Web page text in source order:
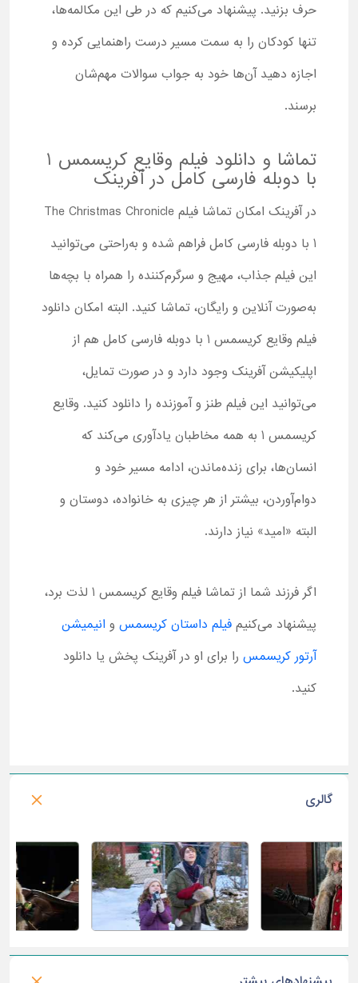
حرف بزنید. پیشنهاد می‌کنیم که در طی این مکالمه‌ها،
تنها کودکان را به سمت مسیر درست راهنمایی کرده و
اجازه دهید آن‌ها خود به جواب سوالات مهم‌شان
برسند.
تماشا و دانلود فیلم وقایع کریسمس 1
با دوبله فارسی کامل در آفرینک
در آفرینک امکان تماشا فیلم The Christmas Chronicle
1 با دوبله فارسی کامل فراهم شده و به‌راحتی می‌توانید
این فیلم جذاب، مهیج و سرگرم‌کننده را همراه با بچه‌ها
به‌صورت آنلاین و رایگان، تماشا کنید. البته امکان دانلود
فیلم وقایع کریسمس 1 با دوبله فارسی کامل هم از
اپلیکیشن آفرینک وجود دارد و در صورت تمایل،
می‌توانید این فیلم طنز و آموزنده را دانلود کنید. وقایع
کریسمس 1 به همه مخاطبان یادآوری می‌کند که
انسان‌ها، برای زنده‌ماندن، ادامه مسیر خود و
دوام‌آوردن، بیشتر از هر چیزی به خانواده، دوستان و
البته «امید» نیاز دارند.
اگر فرزند شما از تماشا فیلم وقایع کریسمس 1 لذت برد،
پیشنهاد می‌کنیم فیلم داستان کریسمس و انیمیشن
آرتور کریسمس را برای او در آفرینک پخش یا دانلود
کنید.
گالری